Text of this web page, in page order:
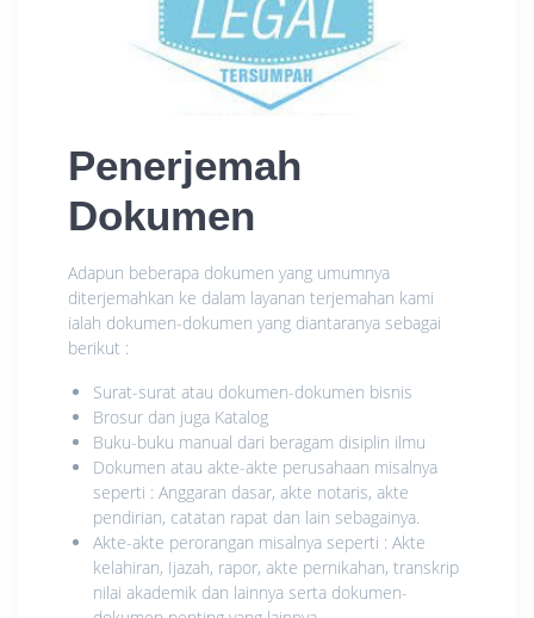
Penerjemah
Dokumen
Adapun beberapa dokumen yang umumnya
diterjemahkan ke dalam layanan terjemahan kami
ialah dokumen-dokumen yang diantaranya sebagai
berikut :
Surat-surat atau dokumen-dokumen bisnis
Brosur dan juga Katalog
Buku-buku manual dari beragam disiplin ilmu
Dokumen atau akte-akte perusahaan misalnya
seperti : Anggaran dasar, akte notaris, akte
pendirian, catatan rapat dan lain sebagainya.
Akte-akte perorangan misalnya seperti : Akte
kelahiran, Ijazah, rapor, akte pernikahan, transkrip
nilai akademik dan lainnya serta dokumen-